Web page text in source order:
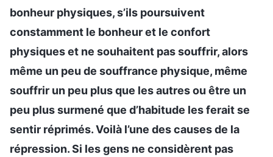
bonheur physiques, s’ils poursuivent
constamment le bonheur et le confort
physiques et ne souhaitent pas souffrir, alors
même un peu de souffrance physique, même
souffrir un peu plus que les autres ou être un
peu plus surmené que d’habitude les ferait se
sentir réprimés. Voilà l’une des causes de la
répression. Si les gens ne considèrent pas